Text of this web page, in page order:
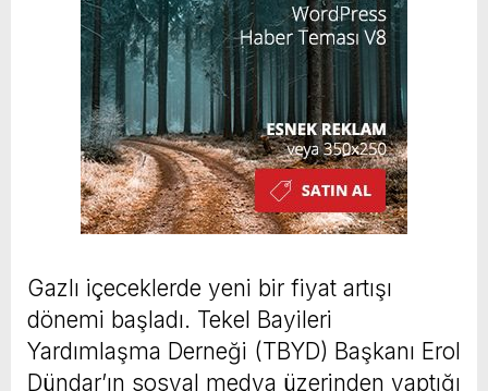
Gazlı içeceklerde yeni bir fiyat artışı
dönemi başladı. Tekel Bayileri
Yardımlaşma Derneği (TBYD) Başkanı Erol
Dündar’ın sosyal medya üzerinden yaptığı